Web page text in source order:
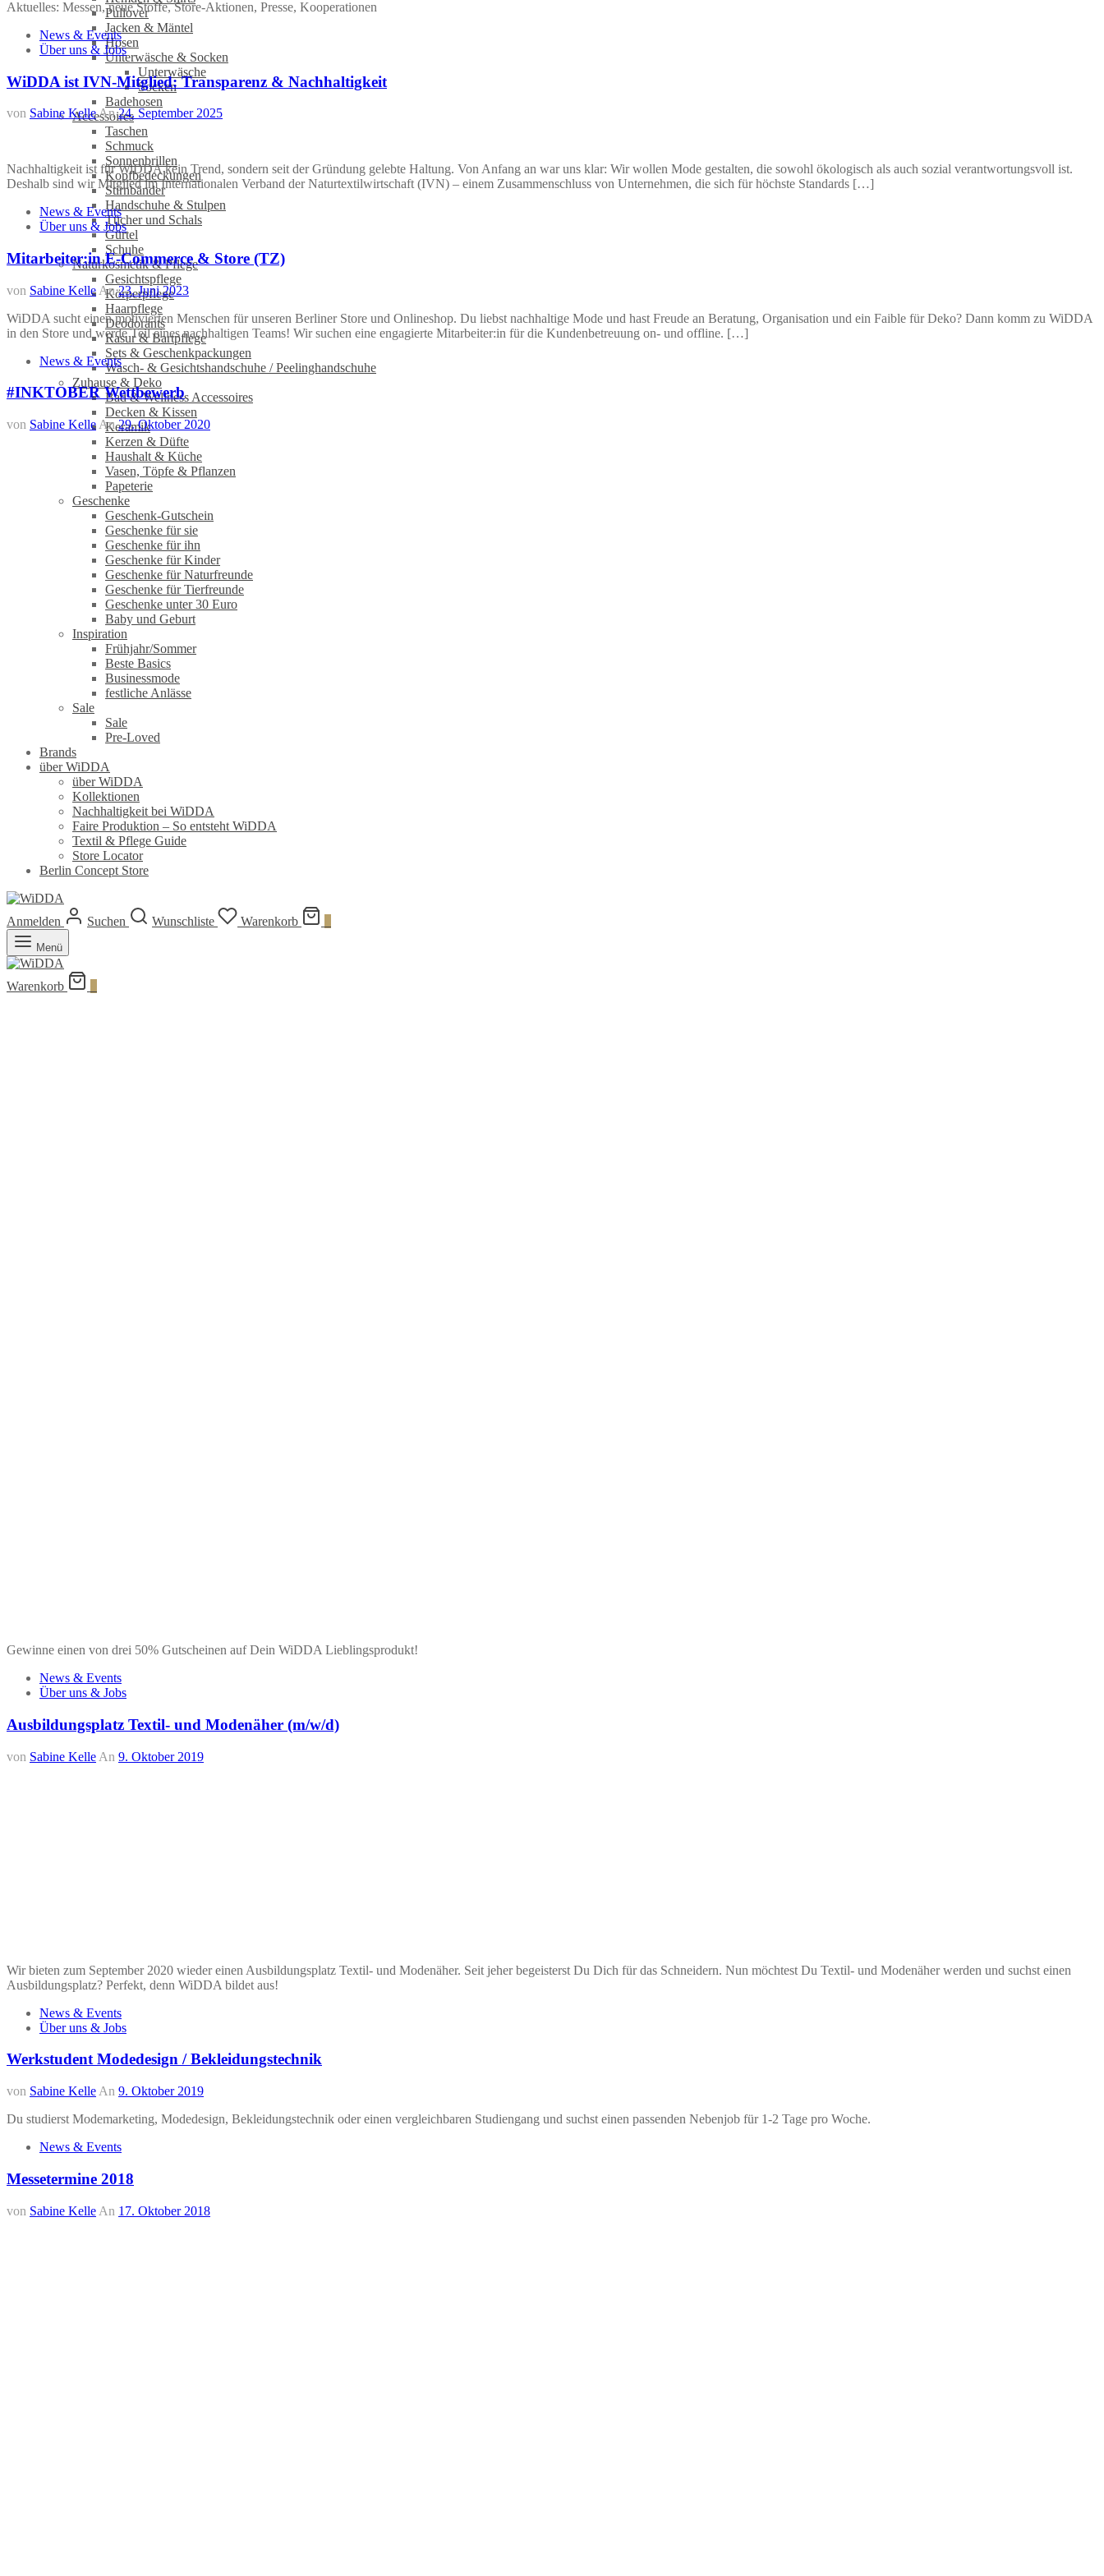
Pullover
Jacken & Mäntel
Hosen
Unterwäsche & Socken
Unterwäsche
Socken
Badehosen
Accessoires
Taschen
Schmuck
Sonnenbrillen
Kopfbedeckungen
Stirnbänder
Handschuhe & Stulpen
Tücher und Schals
Gürtel
Schuhe
Naturkosmetik & Pflege
Gesichtspflege
Körperpflege
Haarpflege
Deodorants
Rasur & Bartpflege
Sets & Geschenkpackungen
Wasch‑ & Gesichtshandschuhe / Peelinghandschuhe
Zuhause & Deko
Bad & Wellness Accessoires
Decken & Kissen
Keramik
Kerzen & Düfte
Haushalt & Küche
Vasen, Töpfe & Pflanzen
Papeterie
Geschenke
Geschenk-Gutschein
Geschenke für sie
Geschenke für ihn
Geschenke für Kinder
Geschenke für Naturfreunde
Geschenke für Tierfreunde
Geschenke unter 30 Euro
Baby und Geburt
Inspiration
Frühjahr/Sommer
Beste Basics
Businessmode
festliche Anlässe
Sale
Sale
Pre-Loved
Brands
über WiDDA
über WiDDA
Kollektionen
Nachhaltigkeit bei WiDDA
Faire Produktion – So entsteht WiDDA
Textil & Pflege Guide
Store Locator
Berlin Concept Store
Anmelden Suchen Wunschliste Warenkorb
Menü
Warenkorb
Aktuelles: Messen, neue Stoffe, Store-Aktionen, Presse, Kooperationen
News & Events
Über uns & Jobs
WiDDA ist IVN-Mitglied: Transparenz & Nachhaltigkeit
von Sabine KelleAn24. September 2025
Nachhaltigkeit ist für WiDDA kein Trend, sondern seit der Gründung gelebte Haltung. Von Anfang an war uns klar: Wir wollen Mode gestalten, die sowohl ökologisch als auch sozial verantwortungsvoll ist.
Deshalb sind wir Mitglied im Internationalen Verband der Naturtextilwirtschaft (IVN) – einem Zusammenschluss von Unternehmen, die sich für höchste Standards […]
News & Events
Über uns & Jobs
Mitarbeiter:in E-Commerce & Store (TZ)
von Sabine Kelle An23. Juni 2023
WiDDA sucht einen motivierten Menschen für unseren Berliner Store und Onlineshop. Du liebst nachhaltige Mode und hast Freude an Beratung, Organisation und ein Faible für Deko? Dann komm zu WiDDA
in den Store und werde Teil eines nachhaltigen Teams! Wir suchen eine engagierte Mitarbeiter:in für die Kundenbetreuung on- und offline. […]
News & Events
#INKTOBER Wettbewerb
von Sabine Kelle An29. Oktober 2020
Gewinne einen von drei 50% Gutscheinen auf Dein WiDDA Lieblingsprodukt!
News & Events
Über uns & Jobs
Ausbildungsplatz Textil- und Modenäher (m/w/d)
von Sabine Kelle An 9. Oktober 2019
Wir bieten zum September 2020 wieder einen Ausbildungsplatz Textil- und Modenäher. Seit jeher begeisterst Du Dich für das Schneidern. Nun möchtest Du Textil- und Modenäher werden und suchst einen
Ausbildungsplatz? Perfekt, denn WiDDA bildet aus!
News & Events
Über uns & Jobs
Werkstudent Modedesign / Bekleidungstechnik
von Sabine Kelle An 9. Oktober 2019
Du studierst Modemarketing, Modedesign, Bekleidungstechnik oder einen vergleichbaren Studiengang und suchst einen passenden Nebenjob für 1-2 Tage pro Woche.
News & Events
Messetermine 2018
von Sabine Kelle An 17. Oktober 2018